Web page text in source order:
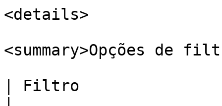
<details>
<summary>Opções de
| Filtro